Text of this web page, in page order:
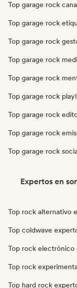
Top garage rock
Top garage rock
Top garage rock
Top garage rock
Top garage rock
Top garage rock
Top garage rock
Top garage rock
Top garage rock
Expertos en
Top rock alternativo
Top coldwave
Top rock electrónico
Top rock
Top hard rock